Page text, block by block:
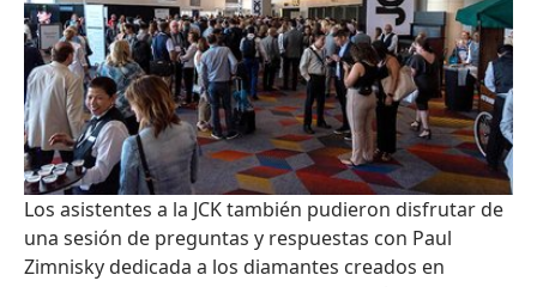
Los asistentes a la JCK también pudieron disfrutar de
una sesión de preguntas y respuestas con Paul
Zimnisky dedicada a los diamantes creados en